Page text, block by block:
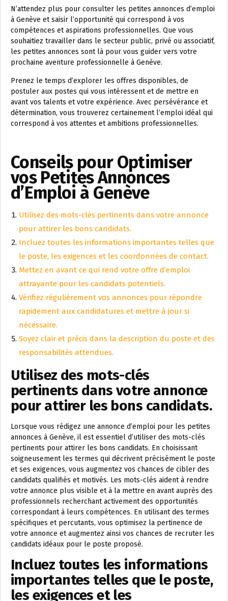
N’attendez plus pour consulter les petites annonces d’emploi
à Genève et saisir l’opportunité qui correspond à vos
compétences et aspirations professionnelles. Que vous
souhaitiez travailler dans le secteur public, privé ou associatif,
les petites annonces sont là pour vous guider vers votre
prochaine aventure professionnelle à Genève.
Prenez le temps d’explorer les offres disponibles, de
postuler aux postes qui vous intéressent et de mettre en
avant vos talents et votre expérience. Avec persévérance et
détermination, vous trouverez certainement l’emploi idéal qui
correspond à vos attentes et ambitions professionnelles.
Conseils pour Optimiser
vos Petites Annonces
d’Emploi à Genève
Utilisez des mots-clés pertinents dans votre annonce
pour attirer les bons candidats.
Incluez toutes les informations importantes telles que
le poste, les exigences et les coordonnées de contact.
Mettez en avant ce qui rend votre offre d’emploi
attrayante pour les candidats potentiels.
Vérifiez régulièrement vos annonces pour répondre
rapidement aux candidatures et mettre à jour si
nécessaire.
Soyez clair et précis dans la description du poste et des
responsabilités attendues.
Utilisez des mots-clés
pertinents dans votre annonce
pour attirer les bons candidats.
Lorsque vous rédigez une annonce d’emploi pour les petites
annonces à Genève, il est essentiel d’utiliser des mots-clés
pertinents pour attirer les bons candidats. En choisissant
soigneusement les termes qui décrivent précisément le poste
et ses exigences, vous augmentez vos chances de cibler des
candidats qualifiés et motivés. Les mots-clés aident à rendre
votre annonce plus visible et à la mettre en avant auprès des
professionnels recherchant activement des opportunités
correspondant à leurs compétences. En utilisant des termes
spécifiques et percutants, vous optimisez la pertinence de
votre annonce et augmentez ainsi vos chances de recruter les
candidats idéaux pour le poste proposé.
Incluez toutes les informations
importantes telles que le poste,
les exigences et les